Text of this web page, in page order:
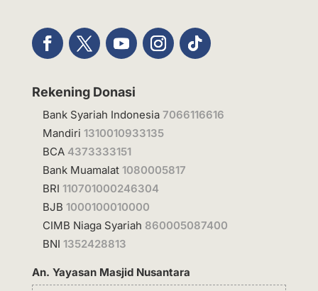
Rekening Donasi
Bank Syariah Indonesia 7066116616
Mandiri 1310010933135
BCA 4373333151
Bank Muamalat 1080005817
BRI 110701000246304
BJB 1000100010000
CIMB Niaga Syariah 860005087400
BNI 1352428813
An. Yayasan Masjid Nusantara